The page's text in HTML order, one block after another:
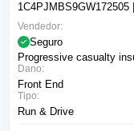
1C4PJMBS9GW172505
Vendedor:
Seguro
Progressive casualty
Dano:
Front End
Tipo:
Run & Drive